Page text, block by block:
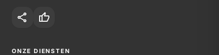
share thumb_up
ONZE DIENSTEN